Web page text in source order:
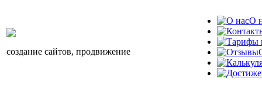
создание сайтов, продвижение
О